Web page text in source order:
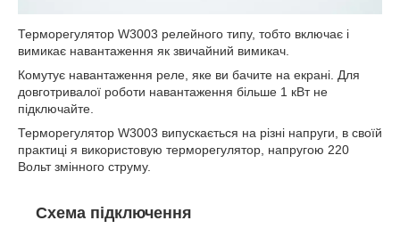
Терморегулятор W3003 релейного типу, тобто включає і
вимикає навантаження як звичайний вимикач.
Комутує навантаження реле, яке ви бачите на екрані. Для
довготривалої роботи навантаження більше 1 кВт не
підключайте.
Терморегулятор W3003 випускається на різні напруги, в своїй
практиці я використовую терморегулятор, напругою 220
Вольт змінного струму.
Схема підключення